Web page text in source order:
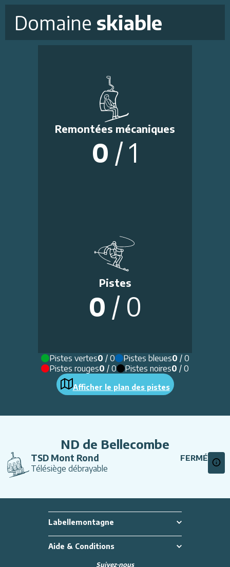
Domaine skiable
Remontées mécaniques
0 /1
Pistes
0 / 0
Pistes vertes0 / 0 Pistes bleues0 / 0
Pistes rouges0 / 0 Pistes noires0 / 0
Afficher le plan des pistes
ND de Bellecombe
TSD Mont Rond FERMÉ
Télésiège débrayable
Labellemontagne
Aide & Conditions